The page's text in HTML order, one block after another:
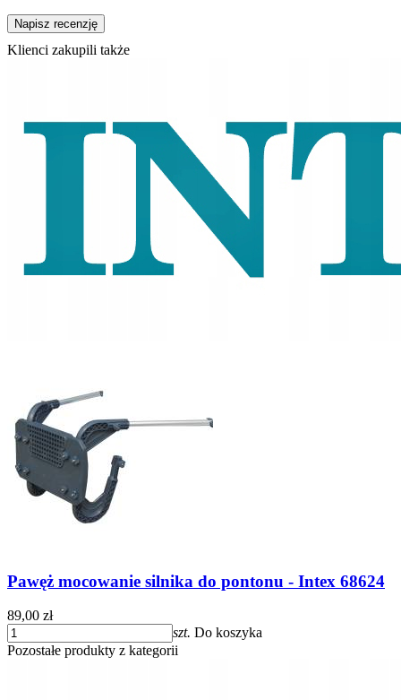
Napisz recenzję
Klienci zakupili także
Pawęż mocowanie silnika do pontonu - Intex 68624
89,00 zł
szt. Do koszyka
Pozostałe produkty z kategorii